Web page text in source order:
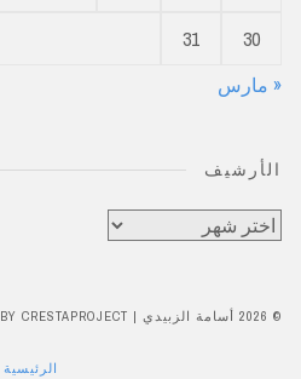
30
31
« مارس
الأرشيف
الأرشيف
© 2026 أسامة الزبيدي |
BY CRESTAPROJECT.
الرئيسية